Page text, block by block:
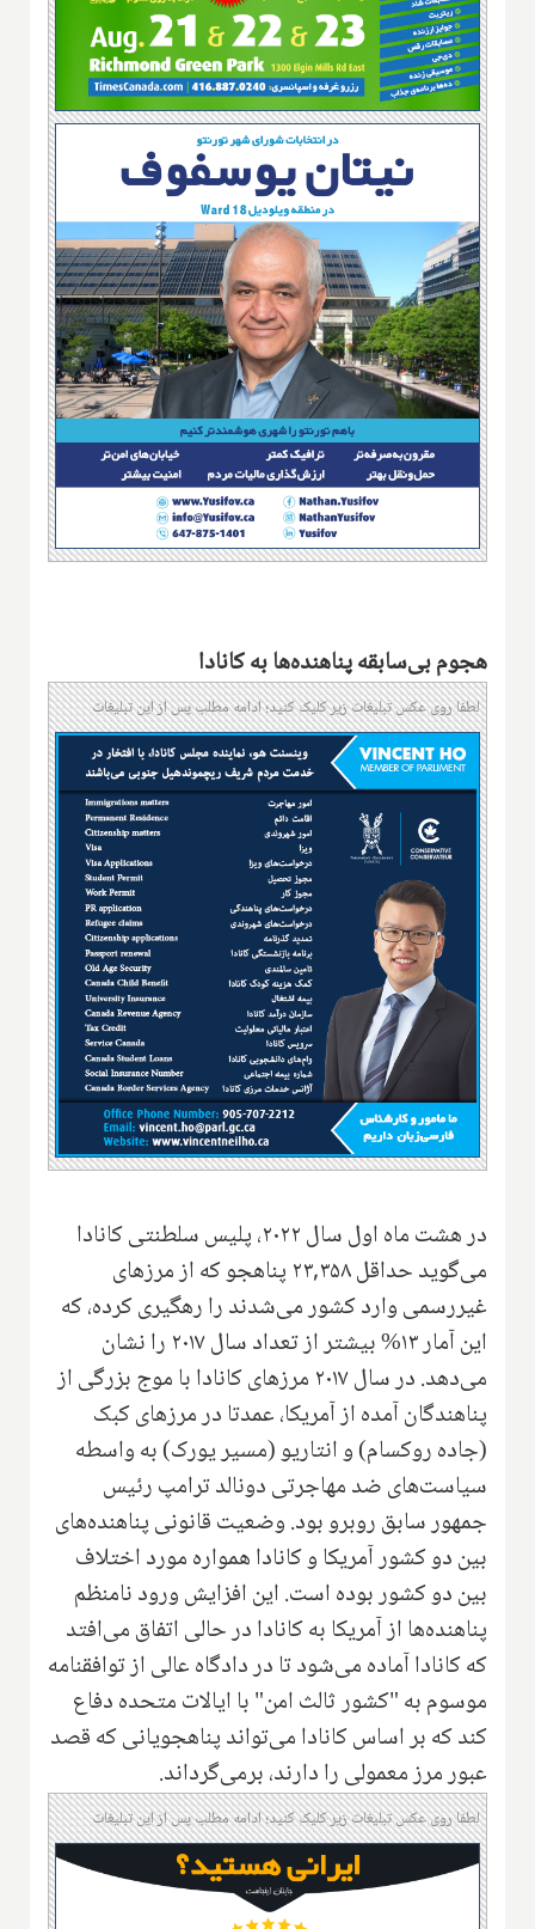
هجوم بی‌سابقه پناهنده‌ها به کانادا
لطفا روی عکس تبلیغات زیر کلیک کنید؛ ادامه مطلب پس از این تبلیغات
در هشت ماه اول سال ۲۰۲۲، پلیس سلطنتی کانادا
می‌گوید حداقل ۲۳,۳۵۸ پناهجو که از مرزهای
غیررسمی وارد کشور می‌شدند را رهگیری کرده، که
این آمار ۱۳% بیشتر از تعداد سال ۲۰۱۷ را نشان
می‌دهد. در سال ۲۰۱۷ مرزهای کانادا با موج بزرگی از
پناهندگان آمده از آمریکا، عمدتا در مرزهای کبک
(جاده روکسام) و انتاریو (مسیر یورک) به واسطه
سیاست‌های ضد مهاجرتی دونالد ترامپ رئیس
جمهور سابق روبرو بود. وضعیت قانونی پناهنده‌های
بین دو کشور آمریکا و کانادا همواره مورد اختلاف
بین دو کشور بوده است. این افزایش ورود نامنظم
پناهنده‌ها از آمریکا به کانادا در حالی اتفاق می‌افتد
که کانادا آماده می‌شود تا در دادگاه عالی از توافقنامه
موسوم به "کشور ثالث امن" با ایالات متحده دفاع
کند که بر اساس کانادا می‌تواند پناهجویانی که قصد
عبور مرز معمولی را دارند، برمی‌گرداند.
لطفا روی عکس تبلیغات زیر کلیک کنید؛ ادامه مطلب پس از این تبلیغات